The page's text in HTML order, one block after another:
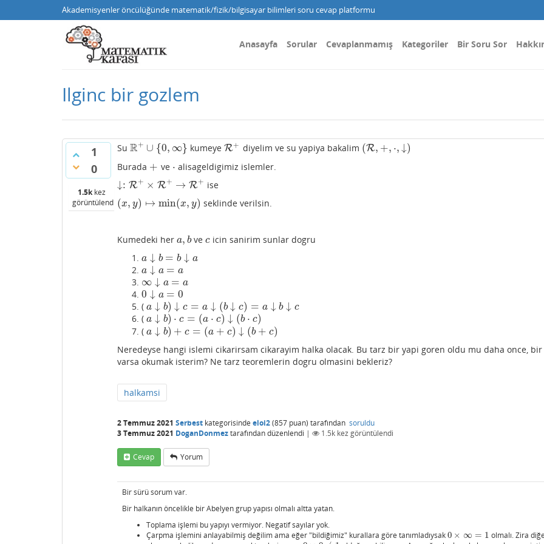
Akademisyenler öncülüğünde matematik/fizik/bilgisayar bilimleri soru cevap platformu
Anasayfa Sorular Cevaplanmamış Kategoriler Bir Soru Sor
Ilginc bir gozlem
1
0
1.5kkez
görüntülendi
Su R+ ∪ {0, ∞}
R+∪ {0 ∞} kumeyeR+
R+ diyelim ve su yapiya bakalim (R, +, ⋅,↓)
(R,+, ,↓)
Burada +
+ ve ⋅⋅ alisageldigimiz islemler.
↓: R+ × R+ → R+
↓:R+×R +→R+ ise
(x, y) ↦ min(x, y)
(x,y ↦min x,y) seklinde verilsin.
Kumedeki her a, b
a,b vec
c icin sanirim sunlar dogru
a ↓ b = b ↓ a
a↓b =b↓a
a ↓ a = a
a↓a =a
∞ ↓ a = a
∞↓ a= a
0 ↓ a = 0
0 ↓a =0
( a ↓ b) ↓ c = a ↓ (b ↓ c) = a ↓ b ↓ c
a↓b ↓c =a ↓( b↓c )= a↓ b↓c
( a ↓ b) ⋅ c = (a ⋅ c) ↓ (b ⋅ c)
a↓b ⋅c=( a⋅ c)↓ b⋅c )
( a ↓ b) + c = (a + c) ↓ (b + c)
a↓b +c =(a + c)↓ b+c)
Neredeyse hangi islemi cikarirsam cikarayim halka olacak. Bu tarz bir yapi goren oldu mu daha once,
varsa okumak isterim? Ne tarz teoremlerin dogru olmasini bekleriz?
halkamsi
2 Temmuz 2021 Serbest kategorisinde eloi2(857 puan) tarafından soruldu
3 Temmuz 2021 DoganDonmeztarafındandüzenlendi | 1.5k kez görüntülendi
Cevap Yorum
Bir sürü sorum var.
Bir halkanın öncelikle bir Abelyen grup yapısı olmalı altta yatan.
Toplama işlemi bu yapıyı vermiyor. Negatif sayılar yok.
Çarpma işlemini anlayabilmiş değilim ama eğer "bildiğimiz" kurallara göre tanımladıysak0 × ∞ = 1
0 ×∞ =1
olmalı. Zira